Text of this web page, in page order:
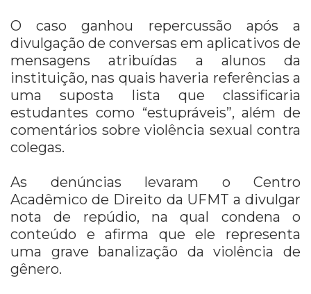
O caso ganhou repercussão após a
divulgação de conversas em aplicativos de
mensagens atribuídas a alunos da
instituição, nas quais haveria referências a
uma suposta lista que classificaria
estudantes como “estupráveis”, além de
comentários sobre violência sexual contra
colegas.
As denúncias levaram o Centro
Acadêmico de Direito da UFMT a divulgar
nota de repúdio, na qual condena o
conteúdo e afirma que ele representa
uma grave banalização da violência de
gênero.